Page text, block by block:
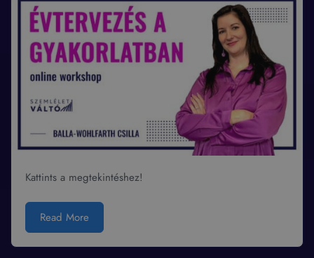
Kattints a megtekintéshez!
Read More